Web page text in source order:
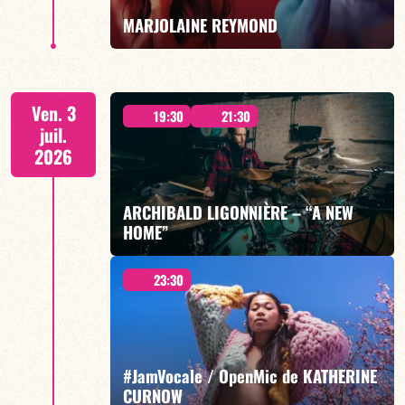
EN SAVOIR PLUS
MARJOLAINE REYMOND
EN SAVOIR PLUS
Ven. 3
juil.
2026
19:30 21:30
ARCHIBALD LIGONNIÈRE – “A NEW
HOME”
Archibald Ligonnière / Stéphane Guillaume / Nathan
Mollet / Gildas Boclé
23:30
#JamVocale / OpenMic de KATHERINE
CURNOW